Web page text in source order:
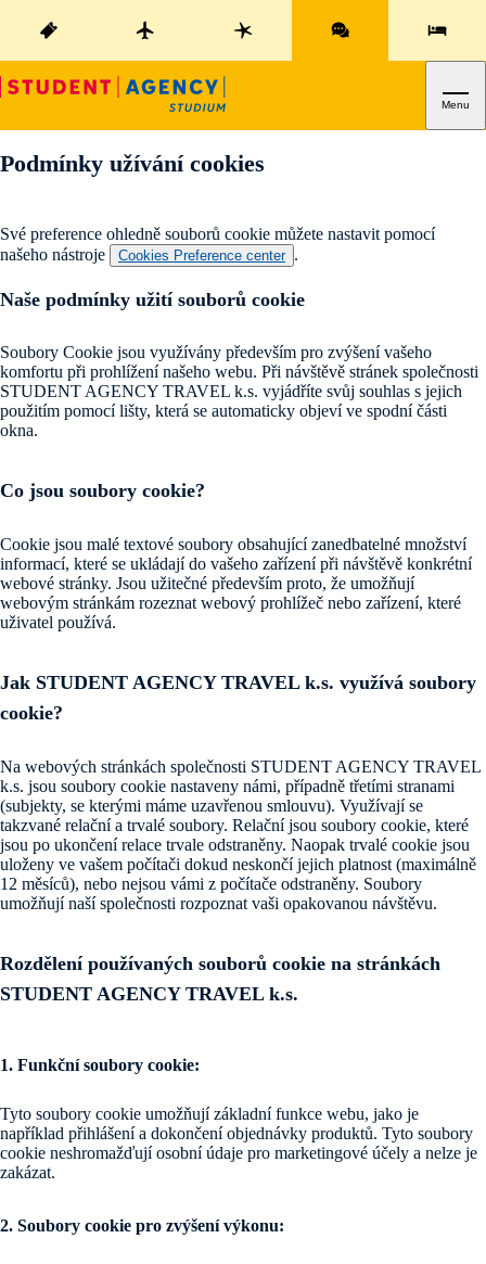
Menu
Podmínky užívání cookies
Své preference ohledně souborů cookie můžete nastavit pomocí
našeho nástroje
Cookies Preference center .
Naše podmínky užití souborů cookie
Soubory Cookie jsou využívány především pro zvýšení vašeho
komfortu při prohlížení našeho webu. Při návštěvě stránek společnosti
STUDENT AGENCY TRAVEL k.s. vyjádříte svůj souhlas s jejich
použitím pomocí lišty, která se automaticky objeví ve spodní části
okna.
Co jsou soubory cookie?
Cookie jsou malé textové soubory obsahující zanedbatelné množství
informací, které se ukládají do vašeho zařízení při návštěvě konkrétní
webové stránky. Jsou užitečné především proto, že umožňují
webovým stránkám rozeznat webový prohlížeč nebo zařízení, které
uživatel používá.
Jak STUDENT AGENCY TRAVEL k.s. využívá soubory
cookie?
Na webových stránkách společnosti STUDENT AGENCY TRAVEL
k.s. jsou soubory cookie nastaveny námi, případně třetími stranami
(subjekty, se kterými máme uzavřenou smlouvu). Využívají se
takzvané relační a trvalé soubory. Relační jsou soubory cookie, které
jsou po ukončení relace trvale odstraněny. Naopak trvalé cookie jsou
uloženy ve vašem počítači dokud neskončí jejich platnost (maximálně
12 měsíců), nebo nejsou vámi z počítače odstraněny. Soubory
umožňují naší společnosti rozpoznat vaši opakovanou návštěvu.
Rozdělení používaných souborů cookie na stránkách
STUDENT AGENCY TRAVEL k.s.
1. Funkční soubory cookie:
Tyto soubory cookie umožňují základní funkce webu, jako je
například přihlášení a dokončení objednávky produktů. Tyto soubory
cookie neshromažďují osobní údaje pro marketingové účely a nelze je
zakázat.
2. Soubory cookie pro zvýšení výkonu: